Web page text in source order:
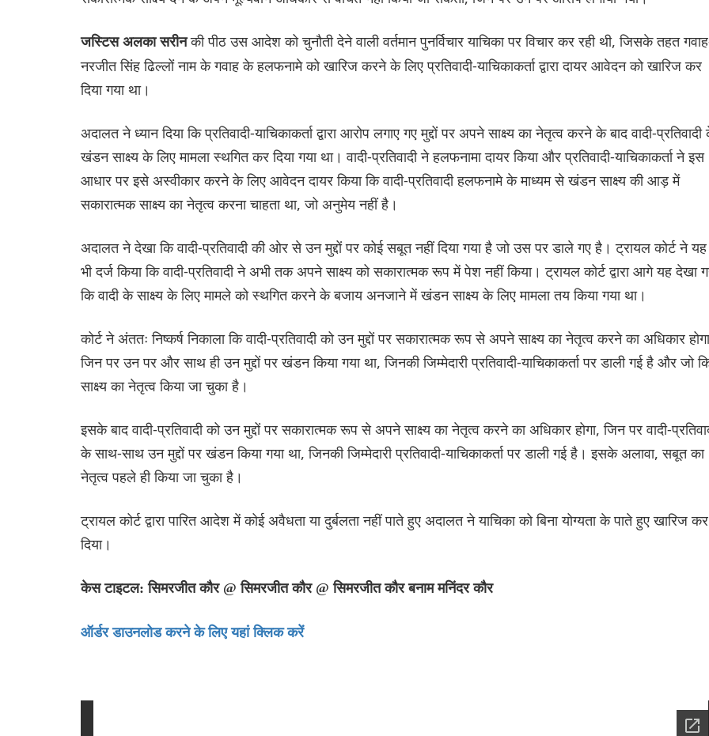
जस्टिस अलका सरीनकी पीठ उस आदेश को चुनौती देने वाली वर्तमान पुनर्विचार याचिका पर विचार कर रही थी, जिसके तहत
नरजीत सिंह ढिल्लों नाम के गवाह के हलफनामे को खारिज करने के लिए प्रतिवादी-याचिकाकर्ता द्वारा दायर आवेदन को खारिज कर
दिया गया था।
अदालत ने ध्यान दिया कि प्रतिवादी-याचिकाकर्ता द्वारा आरोप लगाए गए मुद्दों पर अपने साक्ष्य का नेतृत्व करने के बाद वादी-
खंडन साक्ष्य के लिए मामला स्थगित कर दिया गया था। वादी-प्रतिवादी ने हलफनामा दायर किया और प्रतिवादी-याचिकाकर्ता ने इस
आधार पर इसे अस्वीकार करने के लिए आवेदन दायर किया कि वादी-प्रतिवादी हलफनामे के माध्यम से खंडन साक्ष्य की आड़ में
सकारात्मक साक्ष्य का नेतृत्व करना चाहता था, जो अनुमेय नहीं है।
अदालत ने देखा कि वादी-प्रतिवादी की ओर से उन मुद्दों पर कोई सबूत नहीं दिया गया है जो उस पर डाले गए है। ट्रायल कोर्ट ने यह
भी दर्ज किया कि वादी-प्रतिवादी ने अभी तक अपने साक्ष्य को सकारात्मक रूप में पेश नहीं किया। ट्रायल कोर्ट द्वारा आगे यह देखा
कि वादी के साक्ष्य के लिए मामले को स्थगित करने के बजाय अनजाने में खंडन साक्ष्य के लिए मामला तय किया गया था।
कोर्ट ने अंततः निष्कर्ष निकाला कि वादी-प्रतिवादी को उन मुद्दों पर सकारात्मक रूप से अपने साक्ष्य का नेतृत्व करने का अधिकार
जिन पर उन पर और साथ ही उन मुद्दों पर खंडन किया गया था, जिनकी जिम्मेदारी प्रतिवादी-याचिकाकर्ता पर डाली गई है और जो
साक्ष्य का नेतृत्व किया जा चुका है।
इसके बाद वादी-प्रतिवादी को उन मुद्दों पर सकारात्मक रूप से अपने साक्ष्य का नेतृत्व करने का अधिकार होगा, जिन पर वादी-
के साथ-साथ उन मुद्दों पर खंडन किया गया था, जिनकी जिम्मेदारी प्रतिवादी-याचिकाकर्ता पर डाली गई है। इसके अलावा, सबूत का
नेतृत्व पहले ही किया जा चुका है।
ट्रायल कोर्ट द्वारा पारित आदेश में कोई अवैधता या दुर्बलता नहीं पाते हुए अदालत ने याचिका को बिना योग्यता के पाते हुए खारिज कर
दिया।
केस टाइटल: सिमरजीत कौर @ सिमरजीत कौर @ सिमरजीत कौर बनाम मनिंदर कौर
ऑर्डर डाउनलोड करने के लिए यहां क्लिक करें